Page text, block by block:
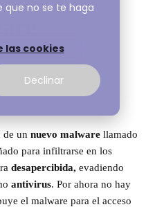
que no se te haga
las cookies
Declinar
de un nuevo malware llamado
para infiltrarse en los
desapercibida, evadiendo
antivirus. Por ahora no hay
el malware para el acceso